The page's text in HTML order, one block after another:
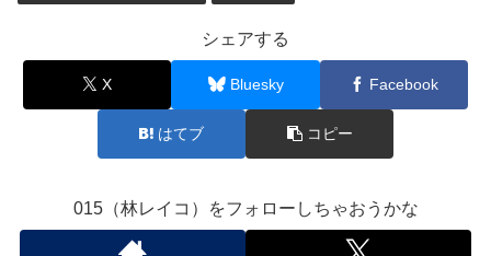
シェアする
X Bluesky Facebook
はてブ コピー
015（林レイコ）をフォローしちゃおうかな